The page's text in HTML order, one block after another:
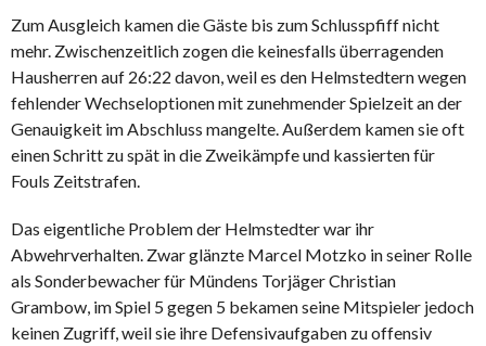
Zum Ausgleich kamen die Gäste bis zum Schlusspfiff nicht
mehr. Zwischenzeitlich zogen die keinesfalls überragenden
Hausherren auf 26:22 davon, weil es den Helmstedtern wegen
fehlender Wechseloptionen mit zunehmender Spielzeit an der
Genauigkeit im Abschluss mangelte. Außerdem kamen sie oft
einen Schritt zu spät in die Zweikämpfe und kassierten für
Fouls Zeitstrafen.
Das eigentliche Problem der Helmstedter war ihr
Abwehrverhalten. Zwar glänzte Marcel Motzko in seiner Rolle
als Sonderbewacher für Mündens Torjäger Christian
Grambow, im Spiel 5 gegen 5 bekamen seine Mitspieler jedoch
keinen Zugriff, weil sie ihre Defensivaufgaben zu offensiv